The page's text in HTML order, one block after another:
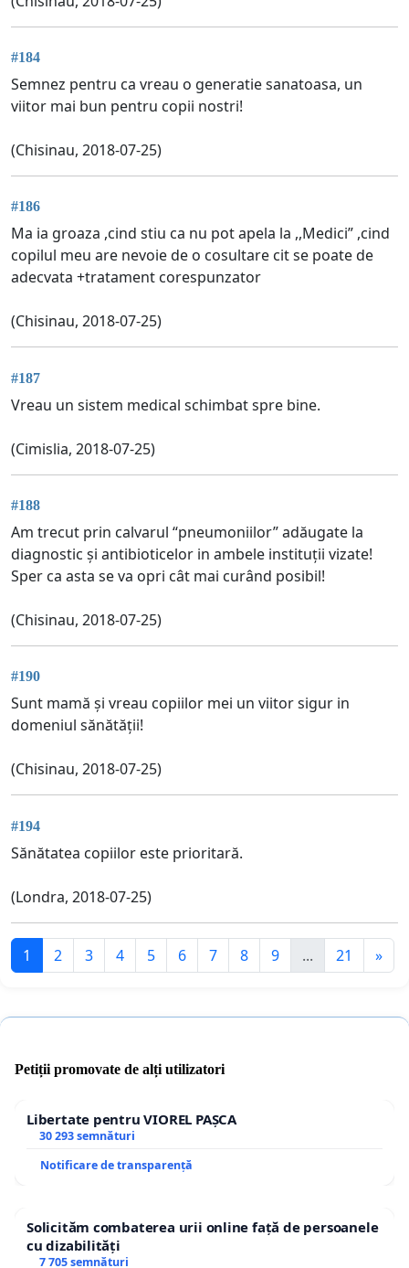
#184
Semnez pentru ca vreau o generatie sanatoasa, un
viitor mai bun pentru copii nostri!
(Chisinau, 2018-07-25)
#186
Ma ia groaza ,cind stiu ca nu pot apela la ,,Medici” ,cind
copilul meu are nevoie de o cosultare cit se poate de
adecvata +tratament corespunzator
(Chisinau, 2018-07-25)
#187
Vreau un sistem medical schimbat spre bine.
(Cimislia, 2018-07-25)
#188
Am trecut prin calvarul “pneumoniilor” adăugate la
diagnostic și antibioticelor in ambele instituții vizate!
Sper ca asta se va opri cât mai curând posibil!
(Chisinau, 2018-07-25)
#190
Sunt mamă și vreau copiilor mei un viitor sigur in
domeniul sănătății!
(Chisinau, 2018-07-25)
#194
Sănătatea copiilor este prioritară.
(Londra, 2018-07-25)
1 2 3 4 5 6 7 8 9 ... 21 »
Petiții promovate de alți utilizatori
Libertate pentru VIOREL PAȘCA
30 293 semnături
Notificare de transparență
Solicităm combaterea urii online față de persoanele
cu dizabilități
7 705 semnături